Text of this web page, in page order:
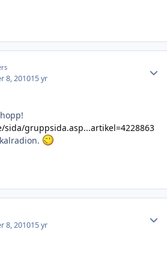
8, 201015 yr
gruppsida.asp...artikel=4228863
8, 201015 yr